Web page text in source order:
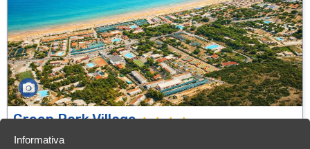
Green Park Village
Puglia > Gargano > Vieste
Informativa